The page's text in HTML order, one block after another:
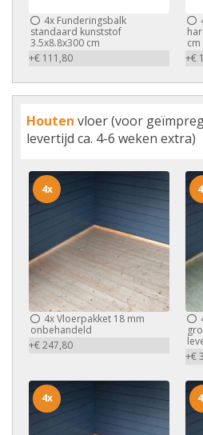
4x Funderingsbalk
standaard kunststof
3.5x8.8x300 cm
+€ 111,80
cm
+€
Houten vloer (voor
levertijd ca. 4-6 weken extra)
4xVloerpakket 18 mm
onbehandeld
+€ 247,80
4x
+€
4x